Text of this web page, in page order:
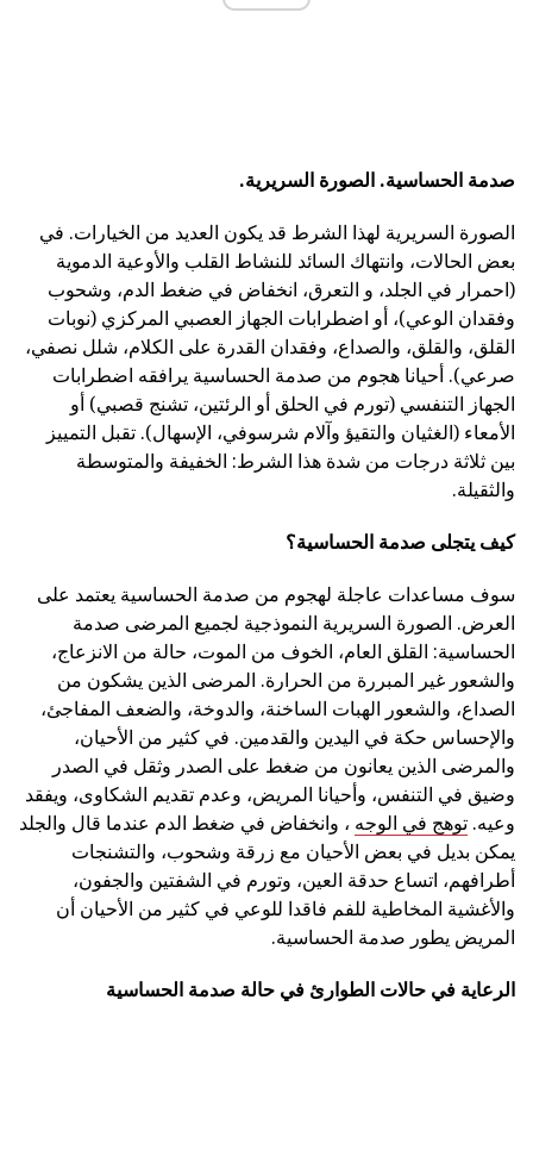
صدمة الحساسية. الصورة السريرية.
الصورة السريرية لهذا الشرط قد يكون العديد من الخيارات. في
بعض الحالات، وانتهاك السائد للنشاط القلب والأوعية الدموية
(احمرار في الجلد، و التعرق، انخفاض في ضغط الدم، وشحوب
وفقدان الوعي)، أو اضطرابات الجهاز العصبي المركزي (نوبات
القلق، والقلق، والصداع، وفقدان القدرة على الكلام، شلل نصفي،
صرعي). أحيانا هجوم من صدمة الحساسية يرافقه اضطرابات
الجهاز التنفسي (تورم في الحلق أو الرئتين، تشنج قصبي) أو
الأمعاء (الغثيان والتقيؤ وآلام شرسوفي، الإسهال). تقبل التمييز
بين ثلاثة درجات من شدة هذا الشرط: الخفيفة والمتوسطة
والثقيلة.
كيف يتجلى صدمة الحساسية؟
سوف مساعدات عاجلة لهجوم من صدمة الحساسية يعتمد على
العرض. الصورة السريرية النموذجية لجميع المرضى صدمة
الحساسية: القلق العام، الخوف من الموت، حالة من الانزعاج،
والشعور غير المبررة من الحرارة. المرضى الذين يشكون من
الصداع، والشعور الهبات الساخنة، والدوخة، والضعف المفاجئ،
والإحساس حكة في اليدين والقدمين. في كثير من الأحيان،
والمرضى الذين يعانون من ضغط على الصدر وثقل في الصدر
وضيق في التنفس، وأحيانا المريض، وعدم تقديم الشكاوى، ويفقد
وعيه. توهج في الوجه ، وانخفاض في ضغط الدم عندما قال والجلد
يمكن بديل في بعض الأحيان مع زرقة وشحوب، والتشنجات
أطرافهم، اتساع حدقة العين، وتورم في الشفتين والجفون،
والأغشية المخاطية للفم فاقدا للوعي في كثير من الأحيان أن
المريض يطور صدمة الحساسية.
الرعاية في حالات الطوارئ في حالة صدمة الحساسية